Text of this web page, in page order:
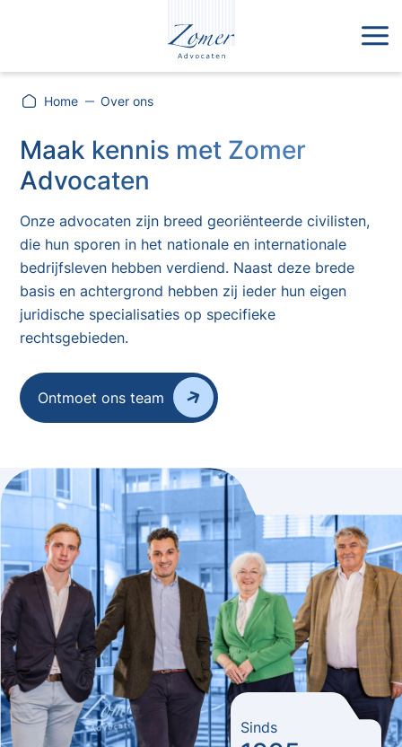
Home Over ons
Maak kennis met Zomer
Advocaten
Onze advocaten zijn breed georiënteerde civilisten,
die hun sporen in het nationale en internationale
bedrijfsleven hebben verdiend. Naast deze brede
basis en achtergrond hebben zij ieder hun eigen
juridische specialisaties op specifieke
rechtsgebieden.
Ontmoet ons team
Sinds